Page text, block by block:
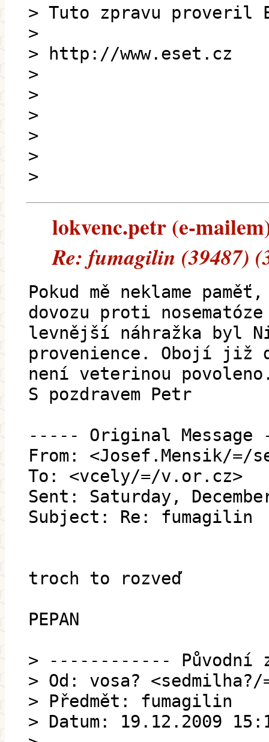
> Tuto zpravu proveril
>
> http://www.eset.cz
>
>
>
>
>
>
lokvenc.petr (e-
Re: fumagilin (39487)
Pokud mě neklame
dovozu proti
levnější náhražka byl
provenience. Obojí již
není veterinou
S pozdravem Petr
----- Original
From: <Josef.Mensik/=/
To: <vcely/=/v.or.cz>
Sent: Saturday,
Subject: Re: fumagilin
troch to rozveď
PEPAN
> ------------ Původní
> Od: vosa? <sedmilha?/
> Předmět: fumagilin
> Datum: 19.12.2009